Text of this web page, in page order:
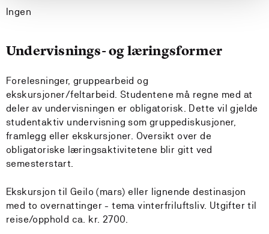
Ingen
Undervisnings- og læringsformer
Forelesninger, gruppearbeid og
ekskursjoner/feltarbeid. Studentene må regne med at
deler av undervisningen er obligatorisk. Dette vil gjelde
studentaktiv undervisning som gruppediskusjoner,
framlegg eller ekskursjoner. Oversikt over de
obligatoriske læringsaktivitetene blir gitt ved
semesterstart.
Ekskursjon til Geilo (mars) eller lignende destinasjon
med to overnattinger - tema vinterfriluftsliv. Utgifter til
reise/opphold ca. kr. 2700.